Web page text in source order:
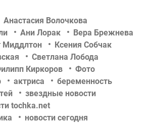
Анастасия Волочкова
Ани Лорак
Вера Брежнева
Миддлтон
Ксения Собчак
Светлана Лобода
Киркоров
Фото
актриса
беременность
звездные новости
tochka.net
новости сегодня